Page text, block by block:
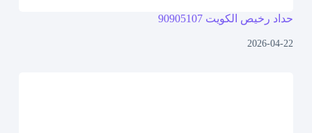
حداد رخيص الكويت 90905107
2026-04-22